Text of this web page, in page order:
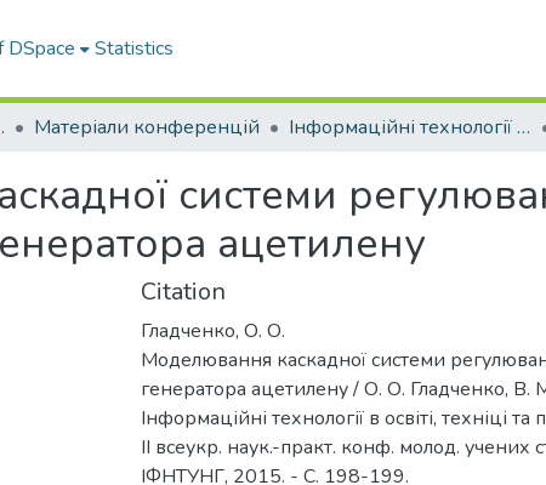
DSpace Statistics
Матеріали конференцій Інформаційні технології в освіті, техніці та промисловості
системи
ацетилену
Citation
Гладченко, О. О.
Моделювання каскадної системи
генератора ацетилену / О. О. Гладченко, В.
Інформаційні технології в освіті, техніці
II всеукр. наук.-практ. конф. молод. учених
ІФНТУНГ, 2015. - С. 198-199.